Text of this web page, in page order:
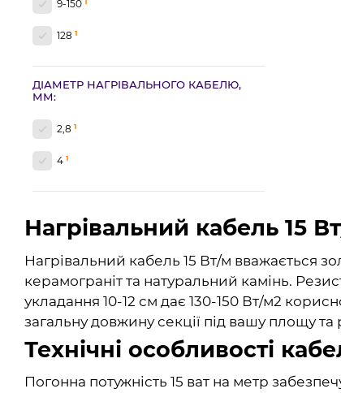
9-150
128 1
ДІАМЕТР НАГРІВАЛЬНОГО КАБЕЛЮ,
ММ:
2,8 1
4 1
Нагрівальний кабель 15
Нагрівальний кабель 15 Вт/м вважається
керамограніт та натуральний камінь.
укладання 10-12 см дає 130-150 Вт/м2
загальну довжину секції під вашу площу
Технічні особливості
Погонна потужність 15 ват на метр